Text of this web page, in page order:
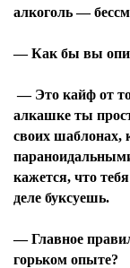
алкоголь —
— Как бы вы
— Это кайф от
алкашке ты
своих шаблонах,
кажется, что
деле буксуешь.
— Главное
горьком опыте?